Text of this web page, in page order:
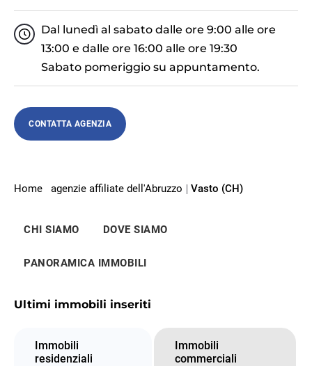
Dal lunedì al sabato dalle ore 9:00 alle ore
13:00 e dalle ore 16:00 alle ore 19:30
Sabato pomeriggio su appuntamento.
CONTATTA AGENZIA
Home agenzie affiliate dell'Abruzzo Vasto (CH)
CHI SIAMO DOVE SIAMO
PANORAMICA IMMOBILI
Ultimi immobili inseriti
Immobili
residenziali
Immobili
commerciali